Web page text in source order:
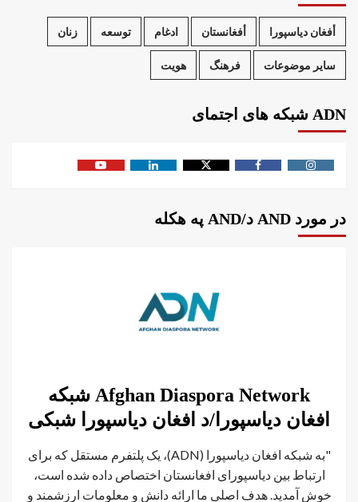
أفغان دیاسپورا أفغانستان ادغام توسعه زنان
سایر موضوعات فرهنگ هویت
ADN شبکه های اجتمای
در مورد AND د/AND په هکله
Afghan Diaspora Network شبکه
افغان دیاسپورا/د افغان دیاسپورا شبکی
"به شبکه افغان دیاسپورا (ADN)، یک پلتفرم مستقل که برای
ارتباط بین دیاسپورای افغانستان اختصاص داده شده است،
خوش آمدید. هدف اصلی ما ارائه دانش و معلومات ارزشمند و